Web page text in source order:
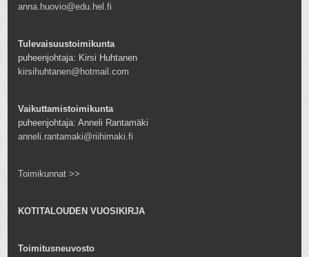
anna.huovio@edu.hel.fi
Tulevaisuustoimikunta
puheenjohtaja: Kirsi Huhtanen
kirsihuhtanen@hotmail.com
Vaikuttamistoimikunta
puheenjohtaja: Anneli Rantamäki
anneli.rantamaki@riihimaki.fi
Toimikunnat >>
KOTITALOUDEN VUOSIKIRJA
Toimitusneuvosto